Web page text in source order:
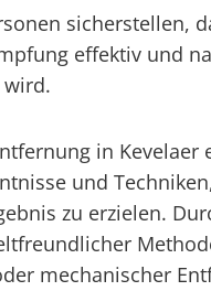
sicherstellen,
effektiv und
in Kevelaer
und
zu erzielen.
mechanischer